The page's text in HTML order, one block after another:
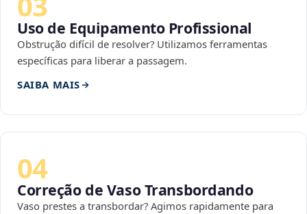
Uso de Equipamento Profissional
Obstrução difícil de resolver? Utilizamos ferramentas
específicas para liberar a passagem.
SAIBA MAIS
04
Correção de Vaso Transbordando
Vaso prestes a transbordar? Agimos rapidamente para